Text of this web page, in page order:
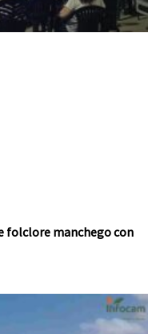
folclore manchego con